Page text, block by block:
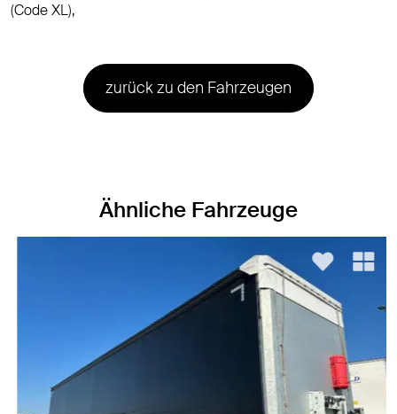
(Code XL),
zurück zu den Fahrzeugen
Ähnliche Fahrzeuge